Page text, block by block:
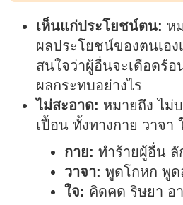
เห็นแก่ประโยชน์ตน: ห
ผลประโยชน์ของตนเอ
สนใจว่าผู้อื่นจะเดือดร้อ
ผลกระทบอย่างไร
ไม่สะอาด: หมายถึง ไม่
เปื้อน ทั้งทางกาย วาจา
กาย: ทำร้ายผู้อื่น ลั
วาจา: พูดโกหก พูด
ใจ: คิดคด ริษยา อ